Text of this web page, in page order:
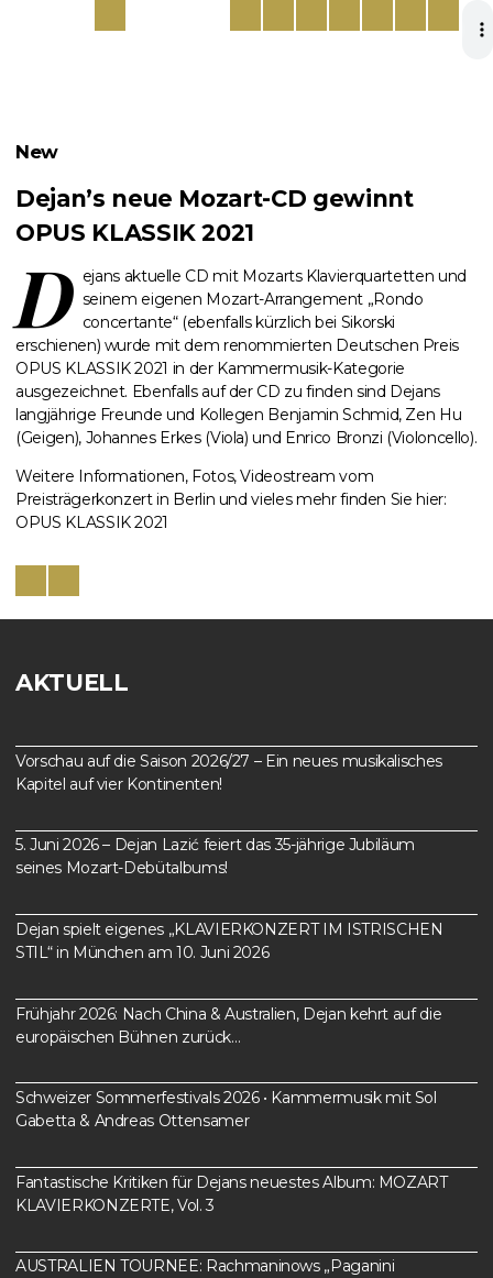
New
Dejan’s neue Mozart-CD gewinnt
OPUS KLASSIK 2021
D ejans aktuelle CD mit Mozarts Klavierquartetten und
seinem eigenen Mozart-Arrangement „Rondo
concertante“ (ebenfalls kürzlich bei Sikorski
erschienen) wurde mit dem renommierten Deutschen Preis
OPUS KLASSIK 2021 in der Kammermusik-Kategorie
ausgezeichnet. Ebenfalls auf der CD zu finden sind Dejans
langjährige Freunde und Kollegen Benjamin Schmid, Zen Hu
(Geigen), Johannes Erkes (Viola) und Enrico Bronzi (Violoncello).
Weitere Informationen, Fotos, Videostream vom
Preisträgerkonzert in Berlin und vieles mehr finden Sie hier:
OPUS KLASSIK 2021
AKTUELL
Vorschau auf die Saison 2026/27 – Ein neues musikalisches
Kapitel auf vier Kontinenten!
5. Juni 2026 – Dejan Lazić feiert das 35-jährige Jubiläum
seines Mozart-Debütalbums!
Dejan spielt eigenes „KLAVIERKONZERT IM ISTRISCHEN
STIL“ in München am 10. Juni 2026
Frühjahr 2026: Nach China & Australien, Dejan kehrt auf die
europäischen Bühnen zurück…
Schweizer Sommerfestivals 2026 • Kammermusik mit Sol
Gabetta & Andreas Ottensamer
Fantastische Kritiken für Dejans neuestes Album: MOZART
KLAVIERKONZERTE, Vol. 3
AUSTRALIEN TOURNEE: Rachmaninows „Paganini